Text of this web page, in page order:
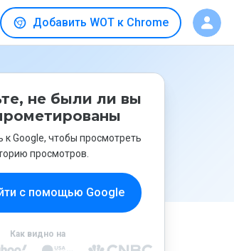
Добавить WOT к Chrome
не были ли вы
к Google, чтобы просмотреть
просмотров.
с помощью Google
Как видно на